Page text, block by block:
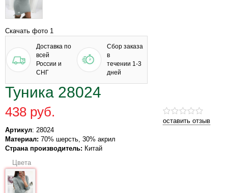
Скачать фото 1
Доставка по
всей
России и
СНГ
Сбор заказа
в
течении 1-3
дней
Туника 28024
оставить отзыв
438 руб.
Артикул: 28024
Материал: 70% шерсть, 30% акрил
Страна производитель: Китай
Цвета